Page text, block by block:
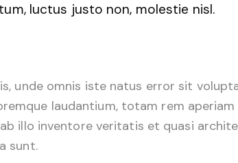
luctus justo non, molestie nisl.
unde omnis iste natus error sit
laudantium, totam rem aperiam
ab illo inventore veritatis et quasi
sunt.